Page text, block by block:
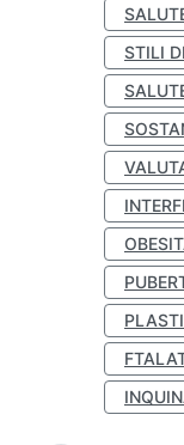
STILI